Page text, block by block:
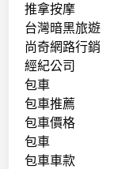
推拿按摩
台灣暗黑旅遊
尚奇網路行銷
經紀公司
包車
包車推薦
包車價格
包車
包車車款